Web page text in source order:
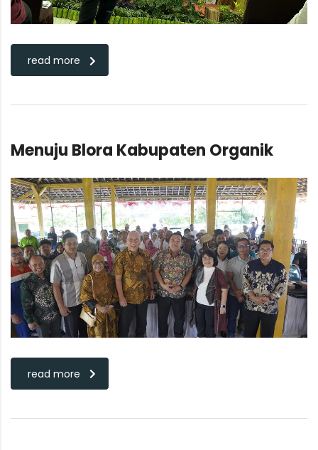
read more
Menuju Blora Kabupaten Organik
read more